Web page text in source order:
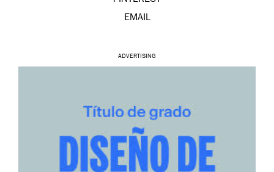
EMAIL
ADVERTISING